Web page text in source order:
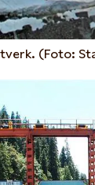
(Foto: